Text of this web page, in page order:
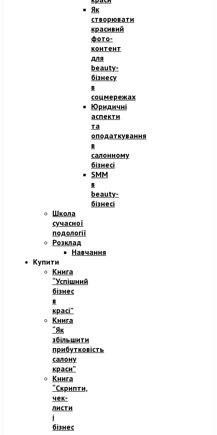
Як
створювати
красивий
фото-
контент
для
beauty-
бізнесу
в
соцмережах
Юридичні
аспекти
та
оподаткування
в
салонному
бізнесі
SMM
в
beauty-
бізнесі
Школа
сучасної
подології
Розклад
Навчання
Купити
Книга
“Успішний
бізнес
в
красі”
Книга
“Як
збільшити
прибутковість
салону
краси”
Книга
“Скрипти,
чек-
листи
і
бізнес